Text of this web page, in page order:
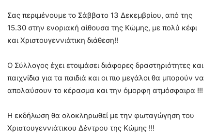
Σας περιμένουμε το Σάββατο 13 Δεκεμβρίου, από της
15.30 στην ενοριακή αίθουσα της Κώμης, με πολύ κέφι
και Χριστουγεννιάτικη διάθεση!!
Ο Σύλλογος έχει ετοιμάσει διάφορες δραστηριότητες και
παιχνίδια για τα παιδιά και οι πιο μεγάλοι θα μπορούν να
απολαύσουν το κέρασμα και την όμορφη ατμόσφαιρα !!!
Η εκδήλωση θα ολοκληρωθεί με την φωταγώγηση του
Χριστουγεννιάτικου Δέντρου της Κώμης !!!